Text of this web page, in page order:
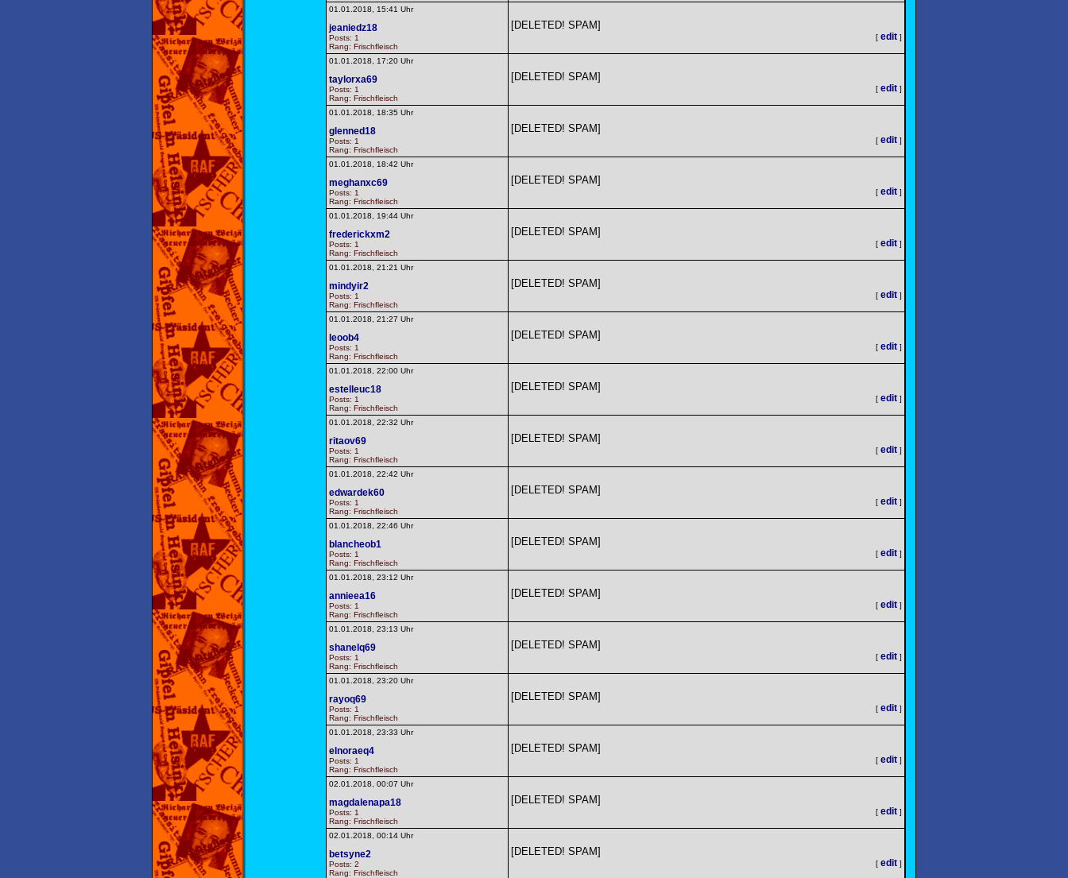
01.01.2018, 15:41 Uhr
jeaniedz18
Posts: 1
Rang: Frischfleisch
[DELETED! SPAM]
[ edit ]
01.01.2018, 17:20 Uhr
taylorxa69
Posts: 1
Rang: Frischfleisch
[DELETED! SPAM]
[ edit ]
01.01.2018, 18:35 Uhr
glenned18
Posts: 1
Rang: Frischfleisch
[DELETED! SPAM]
[ edit ]
01.01.2018, 18:42 Uhr
meghanxc69
Posts: 1
Rang: Frischfleisch
[DELETED! SPAM]
[ edit ]
01.01.2018, 19:44 Uhr
frederickxm2
Posts: 1
Rang: Frischfleisch
[DELETED! SPAM]
[ edit ]
01.01.2018, 21:21 Uhr
mindyir2
Posts: 1
Rang: Frischfleisch
[DELETED! SPAM]
[ edit ]
01.01.2018, 21:27 Uhr
leoob4
Posts: 1
Rang: Frischfleisch
[DELETED! SPAM]
[ edit ]
01.01.2018, 22:00 Uhr
estelleuc18
Posts: 1
Rang: Frischfleisch
[DELETED! SPAM]
[ edit ]
01.01.2018, 22:32 Uhr
ritaov69
Posts: 1
Rang: Frischfleisch
[DELETED! SPAM]
[ edit ]
01.01.2018, 22:42 Uhr
edwardek60
Posts: 1
Rang: Frischfleisch
[DELETED! SPAM]
[ edit ]
01.01.2018, 22:46 Uhr
blancheob1
Posts: 1
Rang: Frischfleisch
[DELETED! SPAM]
[ edit ]
01.01.2018, 23:12 Uhr
annieea16
Posts: 1
Rang: Frischfleisch
[DELETED! SPAM]
[ edit ]
01.01.2018, 23:13 Uhr
shanelq69
Posts: 1
Rang: Frischfleisch
[DELETED! SPAM]
[ edit ]
01.01.2018, 23:20 Uhr
rayoq69
Posts: 1
Rang: Frischfleisch
[DELETED! SPAM]
[ edit ]
01.01.2018, 23:33 Uhr
elnoraeq4
Posts: 1
Rang: Frischfleisch
[DELETED! SPAM]
[ edit ]
02.01.2018, 00:07 Uhr
magdalenapa18
Posts: 1
Rang: Frischfleisch
[DELETED! SPAM]
[ edit ]
02.01.2018, 00:14 Uhr
betsyne2
Posts: 2
Rang: Frischfleisch
[DELETED! SPAM]
[ edit ]